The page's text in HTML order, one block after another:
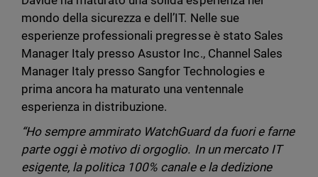
mondo della sicurezza e dell’IT. Nelle sue
esperienze professionali pregresse è stato Sales
Manager Italy presso Asustor Inc., Channel Sales
Manager Italy presso Sangfor Technologies e
prima ancora ha maturato una ventennale
esperienza in distribuzione.
“Ho sempre ammirato WatchGuard da fuori e farne
parte oggi è motivo di orgoglio. In un mercato IT
esigente, la politica 100% canale e la dedizione